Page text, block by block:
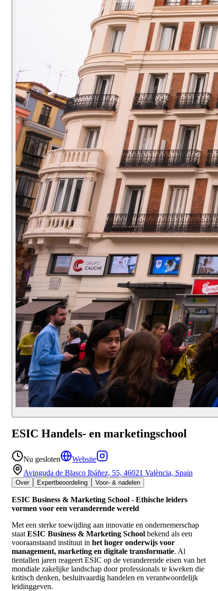
ESIC Handels- en marketingschool
Nu gesloten
Website
Avinguda de Blasco Ibáñez, 55, 46021 València, Spain
Over Expertbeoordeling Voor- & nadelen
ESIC Business & Marketing School - Ethische leiders
vormen voor een veranderende wereld
Met een sterke toewijding aan innovatie en ondernemerschap
staat ESIC Business & Marketing School bekend als een
vooraanstaand instituut in het hoger onderwijs voor
management, marketing en digitale transformatie. Al
tientallen jaren reageert ESIC op de veranderende eisen van het
mondiale zakelijke landschap door professionals te kweken die
kritisch denken, besluitvaardig handelen en verantwoordelijk
leidinggeven.